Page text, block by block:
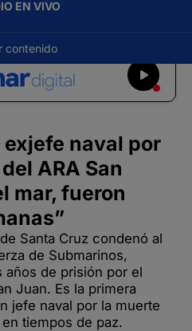
EN VIVO
naval por
ARA San
mar, fueron
Santa Cruz condenó al
de Submarinos,
años de prisión por el
Juan. Es la primera
jefe naval por la muerte
tiempos de paz.